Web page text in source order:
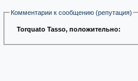
Комментарии к сообщению (репутация)
Torquato Tasso, положительно: